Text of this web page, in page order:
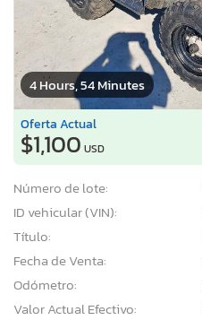
4 Hours, 54 Minutes
Oferta Actual
$1,100 USD
Número de lote:
ID vehicular (VIN):
Título:
Fecha de Venta:
Odómetro:
Valor Actual Efectivo: